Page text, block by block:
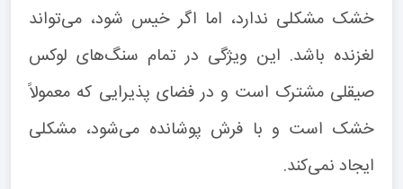
خشک مشکلی ندارد، اما اگر خیس شود، می‌تواند
لغزنده باشد. این ویژگی در تمام سنگ‌های لوکس
صیقلی مشترک است و در فضای پذیرایی که معمولاً
خشک است و با فرش پوشانده می‌شود، مشکلی
ایجاد نمی‌کند.